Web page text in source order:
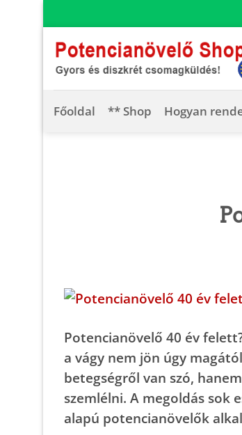
to
content
Főoldal ** Shop Hogyan
Potencianövelő 40 év
a vágy nem jön úgy
betegségről van szó,
szemlélni. A megoldás sok
alapú potencianövelők